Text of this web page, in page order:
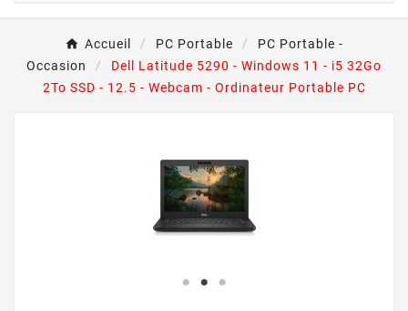
Accueil PC Portable
PC Portable -
Occasion
Dell Latitude 5290 - Windows 11 - i5 32Go
2To SSD - 12.5 - Webcam - Ordinateur Portable PC